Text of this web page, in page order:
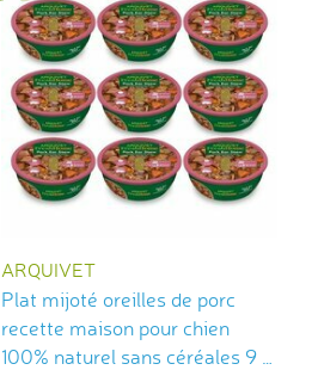
ARQUIVET
Plat mijoté oreilles de porc
recette maison pour chien
100% naturel sans céréales 9 X